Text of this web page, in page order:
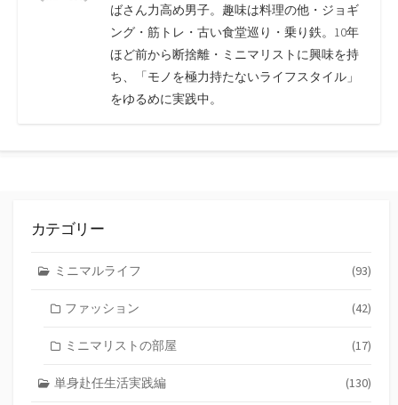
ばさん力高め男子。趣味は料理の他・ジョギ
ング・筋トレ・古い食堂巡り・乗り鉄。10年
ほど前から断捨離・ミニマリストに興味を持
ち、「モノを極力持たないライフスタイル」
をゆるめに実践中。
カテゴリー
ミニマルライフ (93)
ファッション (42)
ミニマリストの部屋 (17)
単身赴任生活実践編 (130)